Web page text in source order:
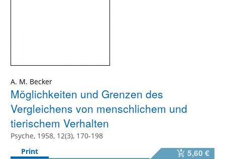
A. M. Becker
Möglichkeiten und Grenzen des
Vergleichens von menschlichem und
tierischem Verhalten
Psyche, 1958, 12(3), 170-198
Print
5,60 €